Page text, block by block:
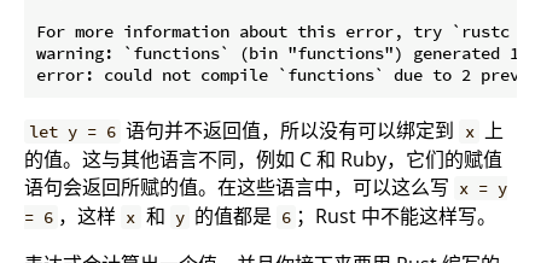
For more information about this error, try `rustc --
warning: `functions` (bin "functions") generated 1
let y = 6 语句并不返回值，所以没有可以绑定到 x 上
的值。这与其他语言不同，例如 C 和 Ruby，它们的赋值
语句会返回所赋的值。在这些语言中，可以这么写 x = y
= 6 ，这样 x 和 y 的值都是 6 ；Rust 中不能这样写。